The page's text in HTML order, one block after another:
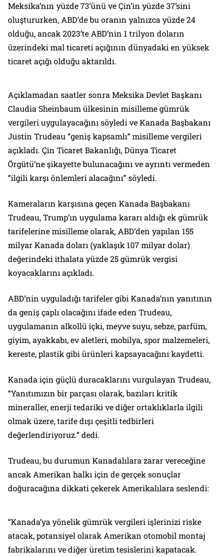
Meksika’nın yüzde 73’ünü ve Çin’in yüzde 37’sini
oluştururken, ABD’de bu oranın yalnızca yüzde 24
olduğu, ancak 2023’te ABD’nin 1 trilyon doların
üzerindeki mal ticareti açığının dünyadaki en yüksek
ticaret açığı olduğu aktarıldı.
Açıklamadan saatler sonra Meksika Devlet Başkanı
Claudia Sheinbaum ülkesinin misilleme gümrük
vergileri uygulayacağını söyledi ve Kanada Başbakanı
Justin Trudeau “geniş kapsamlı” misilleme vergileri
açıkladı. Çin Ticaret Bakanlığı, Dünya Ticaret
Örgütü’ne şikayette bulunacağını ve ayrıntı vermeden
“ilgili karşı önlemleri alacağını” söyledi.
Kameraların karşısına geçen Kanada Başbakanı
Trudeau, Trump’ın uygulama kararı aldığı ek gümrük
tarifelerine misilleme olarak, ABD’den yapılan 155
milyar Kanada doları (yaklaşık 107 milyar dolar)
değerindeki ithalata yüzde 25 gümrük vergisi
koyacaklarını açıkladı.
ABD’nin uyguladığı tarifeler gibi Kanada’nın yanıtının
da geniş çaplı olacağını ifade eden Trudeau,
uygulamanın alkollü içki, meyve suyu, sebze, parfüm,
giyim, ayakkabı, ev aletleri, mobilya, spor malzemeleri,
kereste, plastik gibi ürünleri kapsayacağını kaydetti.
Kanada için güçlü duracaklarını vurgulayan Trudeau,
“Yanıtımızın bir parçası olarak, bazıları kritik
mineraller, enerji tedariki ve diğer ortaklıklarla ilgili
olmak üzere, tarife dışı çeşitli tedbirleri
değerlendiriyoruz.” dedi.
Trudeau, bu durumun Kanadalılara zarar vereceğine
ancak Amerikan halkı için de gerçek sonuçlar
doğuracağına dikkati çekerek Amerikalılara seslendi:
“Kanada’ya yönelik gümrük vergileri işlerinizi riske
atacak, potansiyel olarak Amerikan otomobil montaj
fabrikalarını ve diğer üretim tesislerini kapatacak.